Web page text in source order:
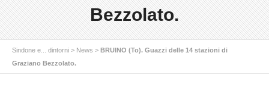
Bezzolato.
Sindone e... dintorni > News > BRUINO (To). Guazzi delle 14 stazioni di
Graziano Bezzolato.